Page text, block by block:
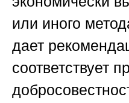
или иного
дает
соответствует